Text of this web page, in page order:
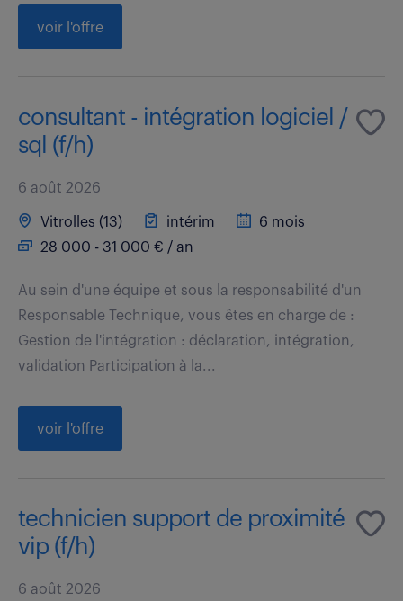
voir l'offre
consultant - intégration logiciel /
sql (f/h)
6 août 2026
Vitrolles (13) intérim
6 mois
28 000 - 31 000 € / an
Au sein d'une équipe et sous la responsabilité d'un
Responsable Technique, vous êtes en charge de :
Gestion de l'intégration : déclaration, intégration,
validation Participation à la...
voir l'offre
technicien support de proximité
vip (f/h)
6 août 2026